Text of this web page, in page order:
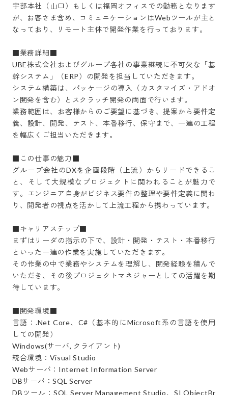
宇部本社（山口）もしくは福岡オフィスでの勤務となります
が、お客さま含め、コミュニケーションはWebツールが主と
なっており、リモート主体で開発作業を行っております。
■業務詳細■
UBE株式会社およびグループ各社の事業継続に不可欠な「基
幹システム」（ERP）の開発を担当していただきます。
システム構築は、パッケージの導入（カスタマイズ・アドオ
ン開発を含む）とスクラッチ開発の両面で行います。
業務範囲は、お客様からのご要望に基づき、提案から要件定
義、設計、開発、テスト、本番移行、保守まで、一連の工程
を幅広くご担当いただきます。
■この仕事の魅力■
グループ会社のDXを企画段階（上流）からリードできるこ
と、そして大規模なプロジェクトに関われることが魅力で
す。エンジニア自身がビジネス要件の整理や要件定義に関わ
り、開発者の視点を活かして上流工程から携わっています。
■キャリアステップ■
まずはリーダの指示の下で、設計・開発・テスト・本番移行
といった一連の作業を実施していただきます。
その作業の中で業務やシステムを理解し、開発経験を積んで
いただき、その後プロジェクトマネジャーとしての活躍を期
待しています。
■開発環境■
言語：.Net Core、C#（基本的にMicrosoft系の言語を使用
しての開発）
Windows(サーバ, クライアント)
統合環境：Visual Studio
Webサーバ：Internet Information Server
DBサーバ：SQL Server
DBツール：SQL Server Management Studio、SI ObjectBr